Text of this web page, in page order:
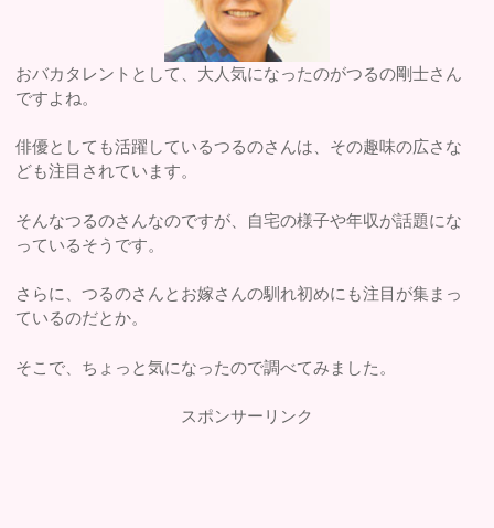
おバカタレントとして、大人気になったのがつるの剛士さん
ですよね。
俳優としても活躍しているつるのさんは、その趣味の広さな
ども注目されています。
そんなつるのさんなのですが、自宅の様子や年収が話題にな
っているそうです。
さらに、つるのさんとお嫁さんの馴れ初めにも注目が集まっ
ているのだとか。
そこで、ちょっと気になったので調べてみました。
スポンサーリンク